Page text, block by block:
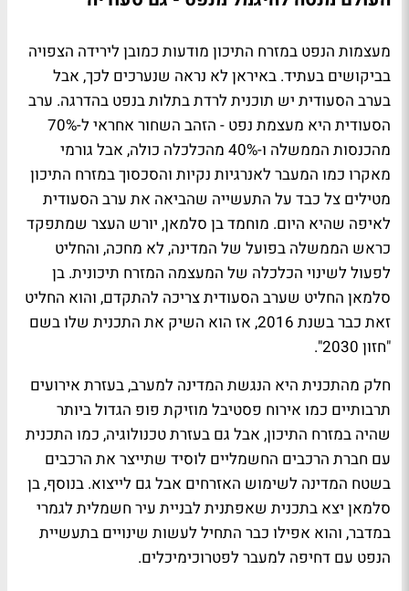
מעצמות הנפט במזרח התיכון מודעות כמובן לירידה הצפויה
בביקושים בעתיד. באיראן לא נראה שנערכים לכך, אבל
בערב הסעודית יש תוכנית לרדת בתלות בנפט בהדרגה. ערב
הסעודית היא מעצמת נפט - הזהב השחור אחראי ל-70%
מהכנסות הממשלה ו-40% מהכלכלה כולה, אבל גורמי
מאקרו כמו המעבר לאנרגיות נקיות והסכסוך במזרח התיכון
מטילים צל כבד על התעשייה שהביאה את ערב הסעודית
לאיפה שהיא היום. מוחמד בן סלמאן, יורש העצר שמתפקד
כראש הממשלה בפועל של המדינה, לא מחכה, והחליט
לפעול לשינוי הכלכלה של המעצמה המזרח תיכונית. בן
סלמאן החליט שערב הסעודית צריכה להתקדם, והוא החליט
זאת כבר בשנת 2016, אז הוא השיק את התכנית שלו בשם
"חזון 2030".
חלק מהתכנית היא הנגשת המדינה למערב, בעזרת אירועים
תרבותיים כמו אירוח פסטיבל מוזיקת פופ הגדול ביותר
שהיה במזרח התיכון, אבל גם בעזרת טכנולוגיה, כמו התכנית
עם חברת הרכבים החשמליים לוסיד שתייצר את הרכבים
בשטח המדינה לשימוש האזרחים אבל גם לייצוא. בנוסף, בן
סלמאן יצא בתכנית שאפתנית לבניית עיר חשמלית לגמרי
במדבר, והוא אפילו כבר התחיל לעשות שינויים בתעשיית
הנפט עם דחיפה למעבר לפטרוכימיכלים.